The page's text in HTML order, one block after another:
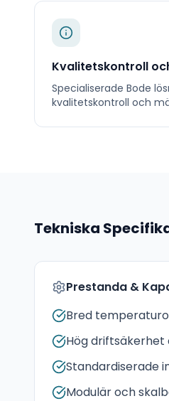
Kvalitetskontroll
Specialiserade Bode
kvalitetskontroll och
Tekniska
Prestanda &
Bred
Hög
Standardiserade
Modulär och